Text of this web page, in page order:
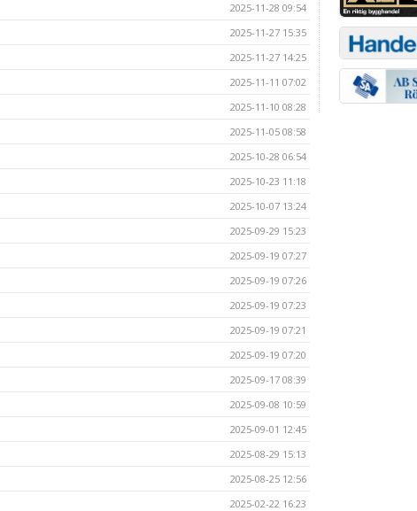
2025-11-28 09:54
2025-11-27 15:35
2025-11-27 14:25
2025-11-11 07:02
2025-11-10 08:28
2025-11-05 08:58
2025-10-28 06:54
2025-10-23 11:18
2025-10-07 13:24
2025-09-29 15:23
2025-09-19 07:27
2025-09-19 07:26
2025-09-19 07:23
2025-09-19 07:21
2025-09-19 07:20
2025-09-17 08:39
2025-09-08 10:59
2025-09-01 12:45
2025-08-29 15:13
2025-08-25 12:56
2025-02-22 16:23